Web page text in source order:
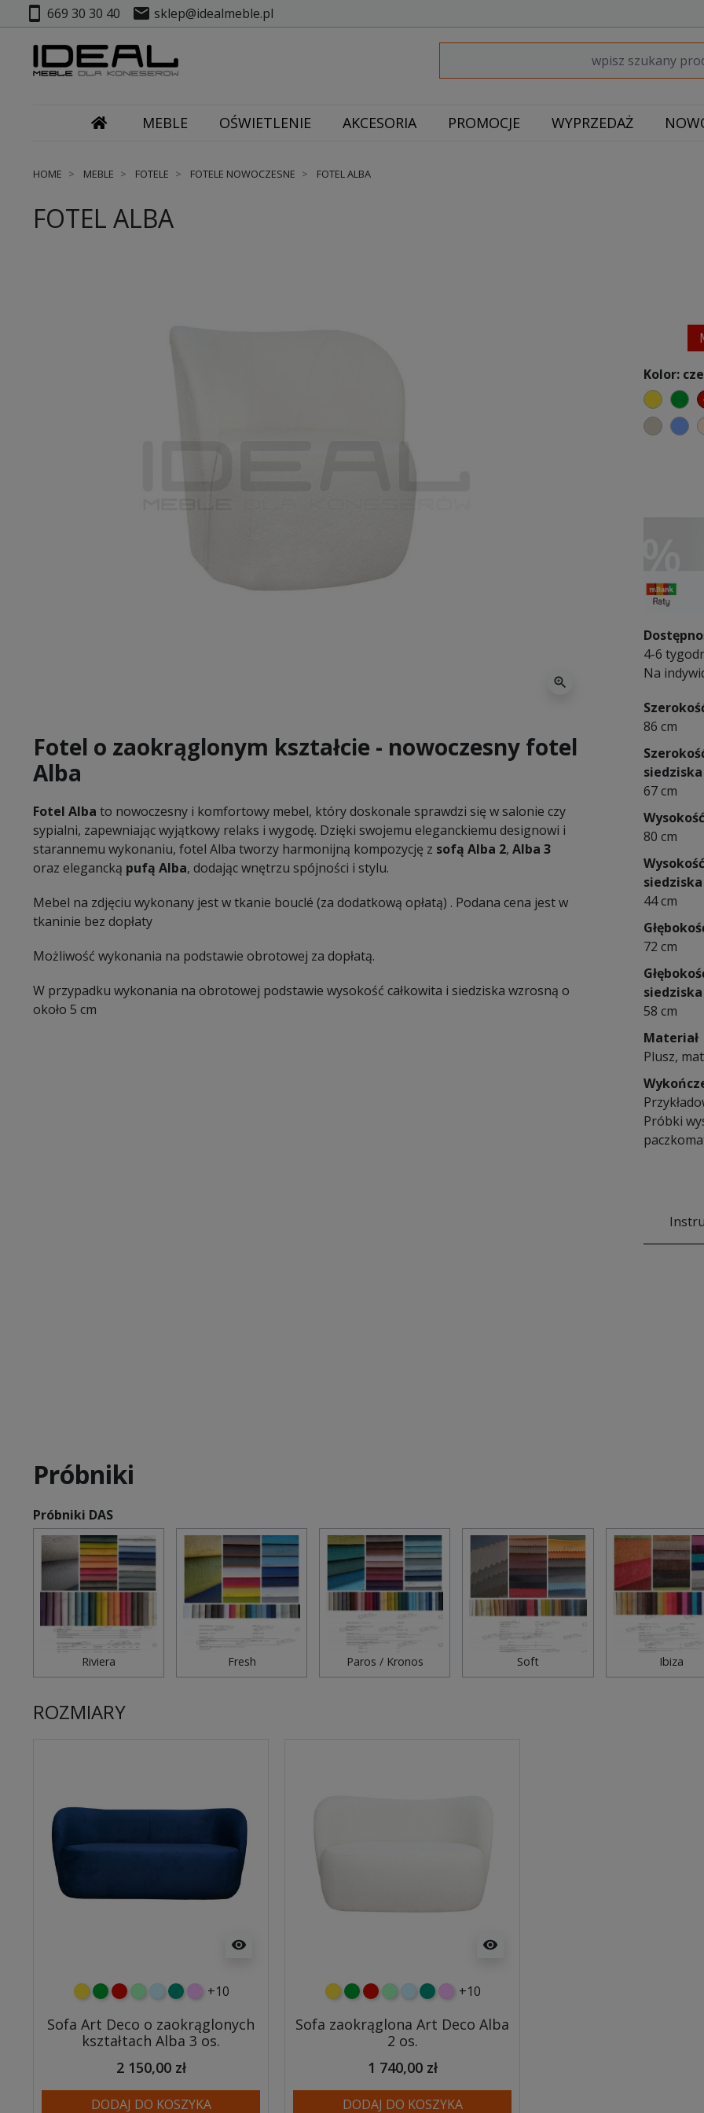
smartphone 669 30 30 40 mail sklep@idealmeble.pl
MEBLE OŚWIETLENIE AKCESORIA PROMOCJE WYPRZEDAŻ
HOME MEBLE FOTELE FOTELE NOWOCZESNE FOTEL ALBA
FOTEL ALBA
zoom_in
Fotel o zaokrąglonym kształcie - nowoczesny fotel
Alba
Fotel Alba to nowoczesny i komfortowy mebel, który doskonale sprawdzi się w salonie czy
sypialni, zapewniając wyjątkowy relaks i wygodę. Dzięki swojemu eleganckiemu designowi i
starannemu wykonaniu, fotel Alba tworzy harmonijną kompozycję z sofą Alba 2, Alba 3
oraz elegancką pufą Alba, dodając wnętrzu spójności i stylu.
Mebel na zdjęciu wykonany jest w tkanie bouclé (za dodatkową opłatą) . Podana cena jest w
tkaninie bez dopłaty
Możliwość wykonania na podstawie obrotowej za dopłatą.
W przypadku wykonania na obrotowej podstawie wysokość całkowita i siedziska wzrosną o
około 5 cm
Kolor:
żółty
beżowy
4-6
Na
86 cm
siedziska
67 cm
Wysokość
80 cm
Wysokość
siedziska
44 cm
72 cm
siedziska
58 cm
Materiał
Plusz,
Próbki
Próbniki
Próbniki DAS
Riviera Fresh Paros / Kronos Soft Ibiza
ROZMIARY
visibility
żółtyzielonyczerwony
miętowy
błękitnyturkusowy
różowy
+10
Sofa Art Deco o zaokrąglonych
kształtach Alba 3 os.
2 150,00 zł
DODAJ DO KOSZYKA
visibility
żółtyzielonyczerwony
miętowy
błękitnyturkusowy
różowy
+10
Sofa zaokrąglona Art Deco Alba
2 os.
1 740,00 zł
DODAJ DO KOSZYKA